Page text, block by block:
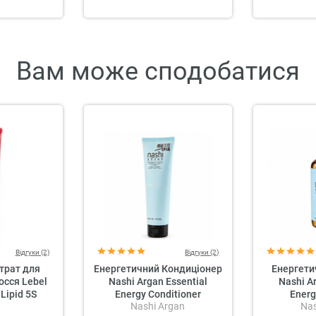
Вам може сподобатися
Відгуки (2)
для
Lebel
5S
Відгуки (2)
Енергетичний Кондиціонер
Nashi Argan Essential
Energy Conditioner
Nashi Argan
Nashi